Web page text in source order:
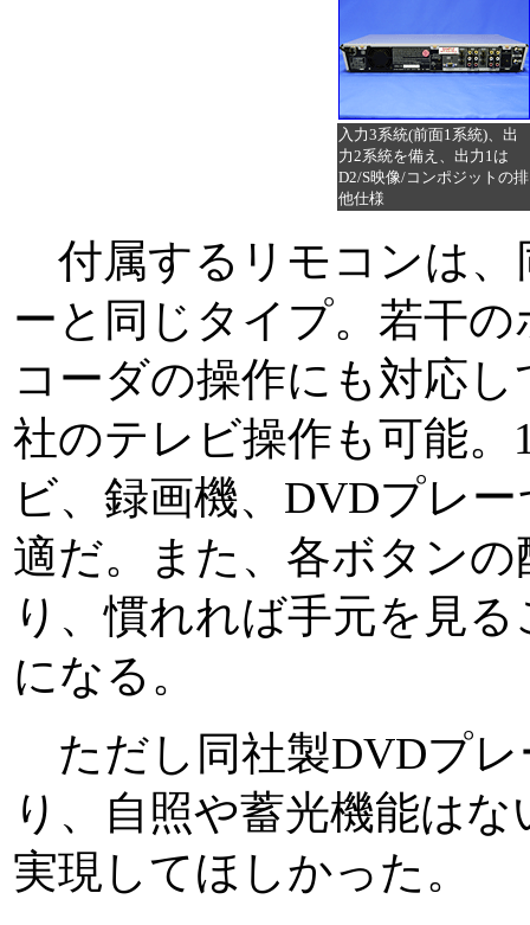
入力3系統(前面1系統)、出
力2系統を備え、出力1は
D2/S映像/コンポジットの排
他仕様
付属するリモコンは、
ーと同じタイプ。若干
コーダの操作にも対応
社のテレビ操作も可能
ビ、録画機、DVDプレ
適だ。また、各ボタン
り、慣れれば手元を見
になる。
ただし同社製DVDプレ
り、自照や蓄光機能は
実現してほしかった。